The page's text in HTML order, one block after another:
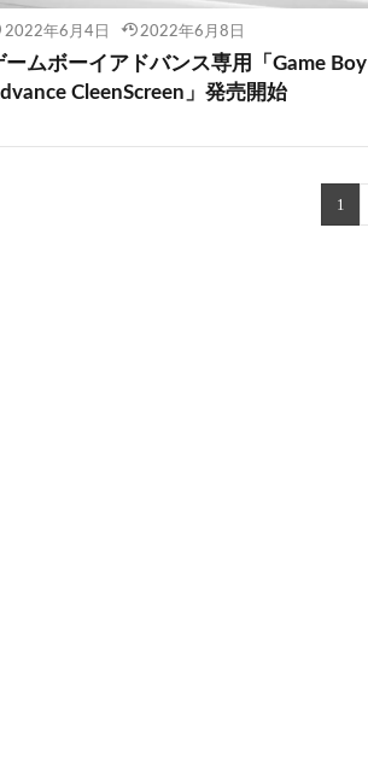
2022年6月4日 2022年6月8日
ームボーイアドバンス専用「Game Boy
CleenScreen」発売開始
1